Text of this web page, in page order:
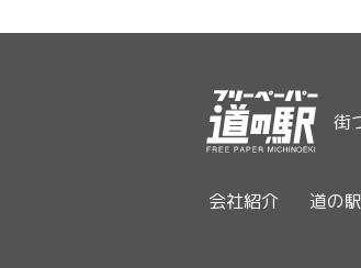
街
会社紹介 道の